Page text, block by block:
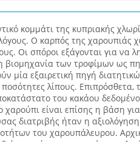
κομμάτι της κυπριακής
Ο καρπός της χαρουπιάς
Οι σπόροι εξάγονται για να
βιομηχανία των τροφίμων ως
μία εξαιρετική πηγή
λίπους. Επιπρόσθετα,
του κακάου
χαρούπι είναι επίσης η βάση
διατριβής ήταν η
του χαρουπάλευρου.